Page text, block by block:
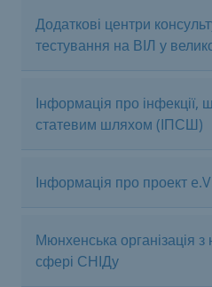
Додаткові центри
тестування на ВІЛ у
Інформація про інфекції,
статевим шляхом (ІПСШ)
Інформація про проект
Мюнхенська організація
сфері СНІДу